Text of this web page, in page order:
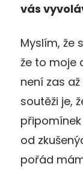
vás
Myslím, že
že to moje
není zas
soutěži je,
od
pořád